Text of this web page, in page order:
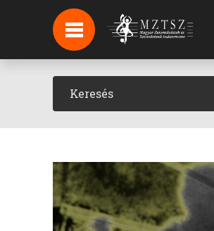
HÍREK
HÍRLEVÉL FELIRATKOZÁS
PODCAST